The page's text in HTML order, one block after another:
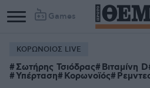
Games
ΚΟΡΩΝΟΙΟΣ LIVE
Σωτήρης Τσιόδρας Βιταμίνη D
Υπέρταση Κορωνοϊός